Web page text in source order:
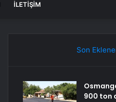
İLETIŞIM
Son
900 ton